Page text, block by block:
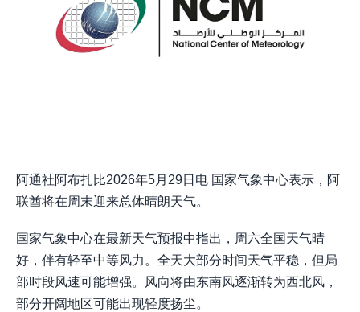
阿通社阿布扎比2026年5月29日电 国家气象中心表示，阿
联酋将在周末迎来总体晴朗天气。
国家气象中心在最新天气预报中指出，周六全国天气晴
好，伴有轻至中等风力。全天大部分时间天气平稳，但局
部时段风速可能增强。风向将由东南风逐渐转为西北风，
部分开阔地区可能出现轻度扬尘。